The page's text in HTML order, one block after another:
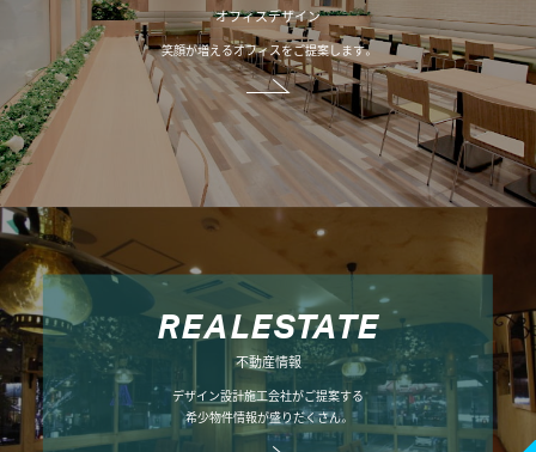
オフィスデザイン
笑顔が増えるオフィスをご提案します。
REALESTATE
不動産情報
デザイン設計施工会社がご提案する
希少物件情報が盛りだくさん。